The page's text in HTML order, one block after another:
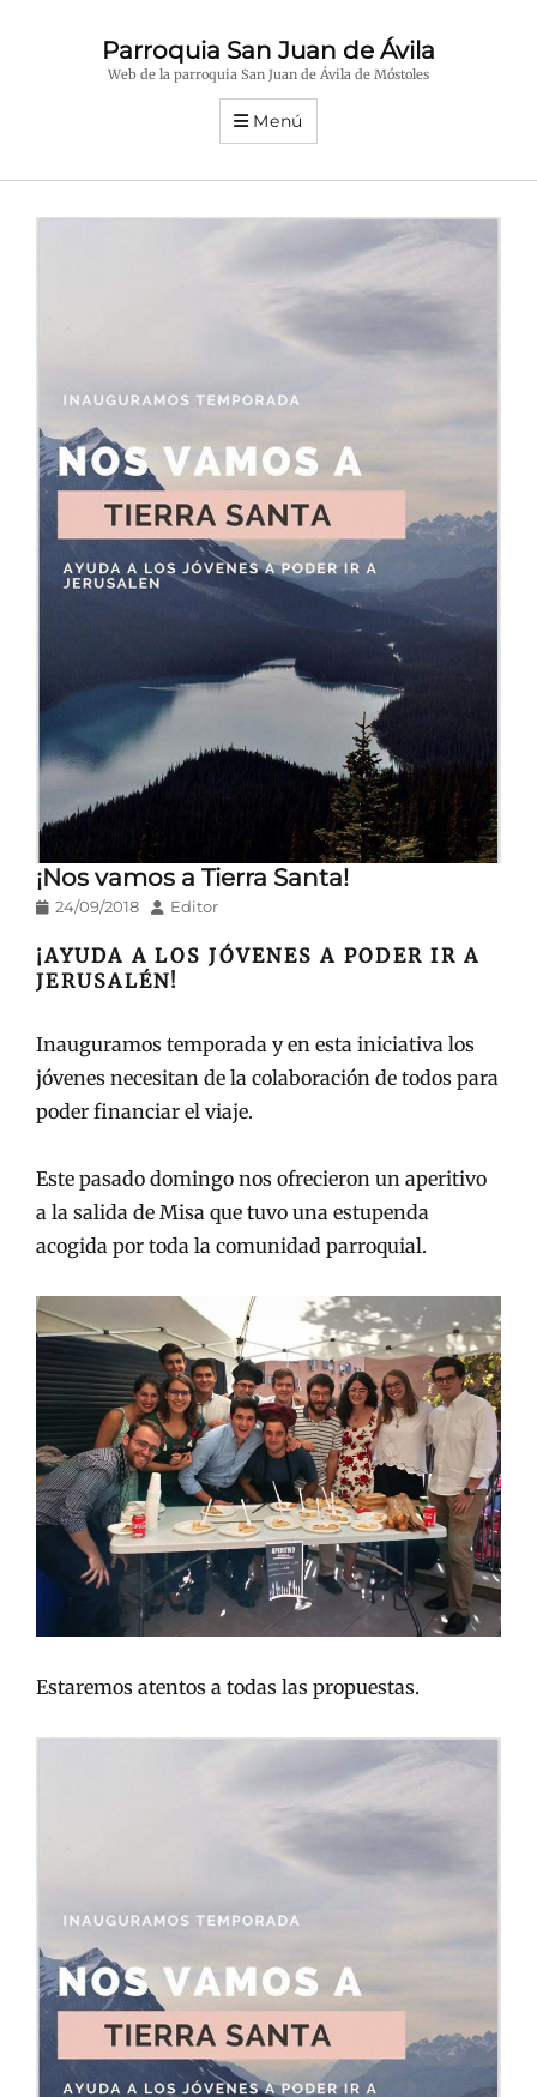
Parroquia San Juan de Ávila
Web de la parroquia San Juan de Ávila de Móstoles
Menú
¡Nos vamos a Tierra Santa!
Publicado
24/09/2018 AutorEditor
¡AYUDA A LOS JÓVENES A PODER IR A
JERUSALÉN!
Inauguramos temporada y en esta iniciativa los
jóvenes necesitan de la colaboración de todos para
poder financiar el viaje.
Este pasado domingo nos ofrecieron un aperitivo
a la salida de Misa que tuvo una estupenda
acogida por toda la comunidad parroquial.
Estaremos atentos a todas las propuestas.